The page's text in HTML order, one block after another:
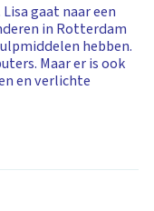
gaat naar een
in Rotterdam
hebben.
Maar er is ook
en verlichte